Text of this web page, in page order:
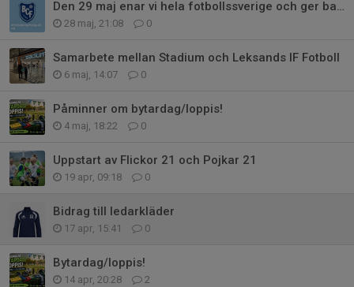
Den 29 maj enar vi hela fotbollssverige och ger barncancer en match igen!
28 maj, 21:08 0
Samarbete mellan Stadium och Leksands IF Fotboll
6 maj, 14:07 0
Påminner om bytardag/loppis!
4 maj, 18:22 0
Uppstart av Flickor 21 och Pojkar 21
19 apr, 09:18 0
Bidrag till ledarkläder
17 apr, 15:41 0
Bytardag/loppis!
14 apr, 20:28 2